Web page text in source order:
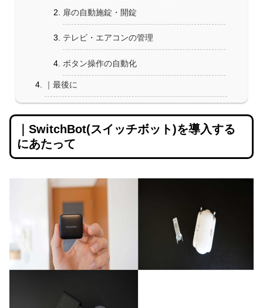
扉の自動施錠・開錠
テレビ・エアコンの管理
ボタン操作の自動化
｜最後に
｜SwitchBot(スイッチボット)を導入する
にあたって